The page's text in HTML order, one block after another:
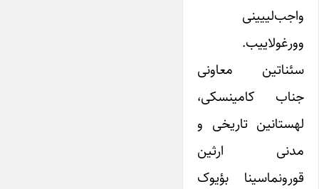
واجب‌لییینی
وورغولاییب.
سئناتین معاونی
جناب کامینسکی،
لهستانین تاریخی و
مدنی ارثین
قورونماسینا بؤیوک